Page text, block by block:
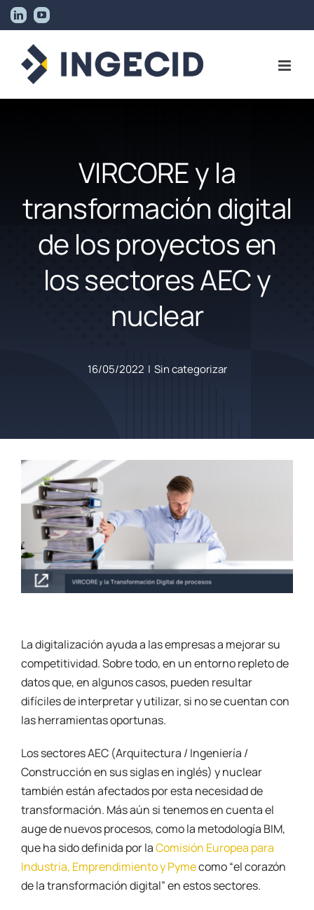
Skip
to
content
LinkedInYouTube
VIRCORE y la
transformación digital
de los proyectos en
los sectores AEC y
nuclear
16/05/2022 | Sin categorizar
La digitalización ayuda a las empresas a mejorar su
competitividad. Sobre todo, en un entorno repleto de
datos que, en algunos casos, pueden resultar
difíciles de interpretar y utilizar, si no se cuentan con
las herramientas oportunas.
Los sectores AEC (Arquitectura / Ingeniería /
Construcción en sus siglas en inglés) y nuclear
también están afectados por esta necesidad de
transformación. Más aún si tenemos en cuenta el
auge de nuevos procesos, como la metodología BIM,
que ha sido definida por laComisión Europea para
Industria, Emprendimiento y Pymecomo “el corazón
de la transformación digital” en estos sectores.